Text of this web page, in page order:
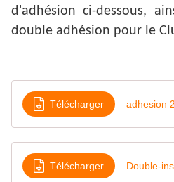
d'adhésion ci-dessous,
double adhésion pour le
Télécharger adhesion
Télécharger Double-